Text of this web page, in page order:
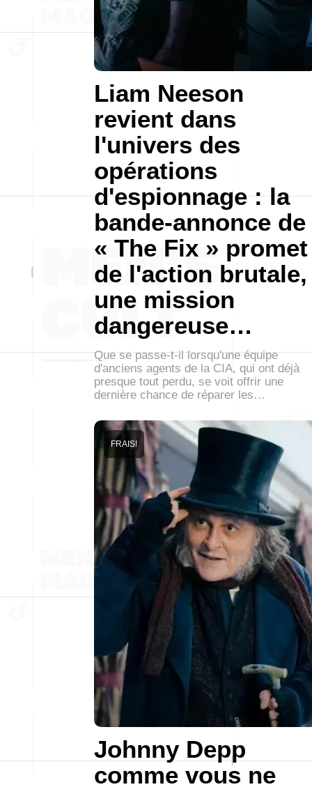
Liam Neeson
revient dans
l'univers des
opérations
d'espionnage : la
bande-annonce de
« The Fix » promet
de l'action brutale,
une mission
dangereuse…
Que se passe-t-il lorsqu'une équipe
d'anciens agents de la CIA, qui ont déjà
presque tout perdu, se voit offrir une
dernière chance de réparer les…
Johnny Depp
comme vous ne
FRAIS!